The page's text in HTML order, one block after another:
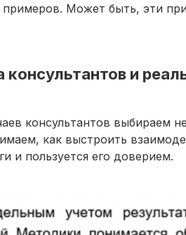
Может быть, эти
консультантов и
консультантов выбираем
как выстроить
и пользуется его доверием.